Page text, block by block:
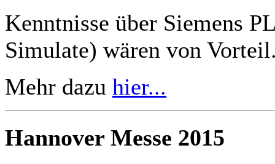
Kenntnisse über Siemens
Simulate) wären von
Mehr dazu hier...
Hannover Messe 2015